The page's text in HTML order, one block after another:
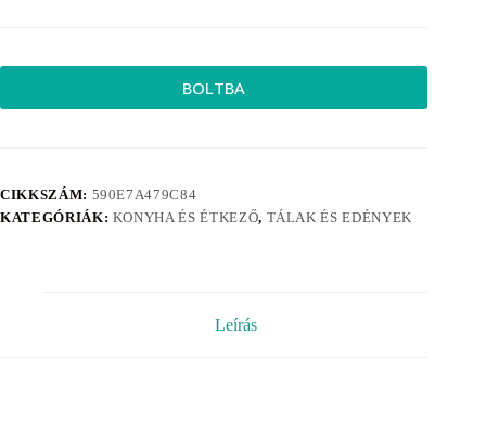
BOLTBA
CIKKSZÁM: 590E7A479C84
KATEGÓRIÁK: KONYHA ÉS ÉTKEZŐ, TÁLAK ÉS EDÉNYEK
Leírás